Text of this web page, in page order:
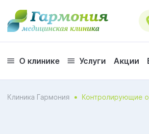
О клинике Услуги Акции
Клиника Гармония Контролирующие